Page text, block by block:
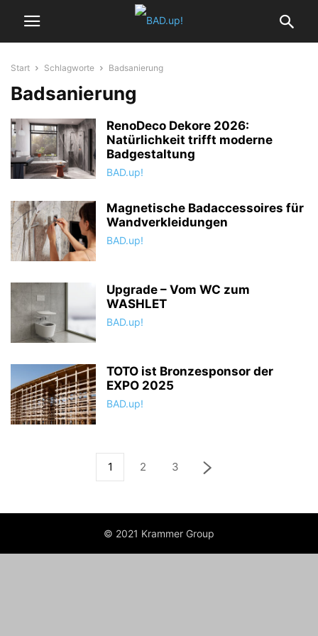
Start Schlagworte Badsanierung
Badsanierung
RenoDeco Dekore 2026:
Natürlichkeit trifft moderne
Badgestaltung
BAD.up!
Magnetische Badaccessoires für
Wandverkleidungen
BAD.up!
Upgrade – Vom WC zum
WASHLET
BAD.up!
TOTO ist Bronzesponsor der
EXPO 2025
BAD.up!
1 2 3
© 2021 Krammer Group